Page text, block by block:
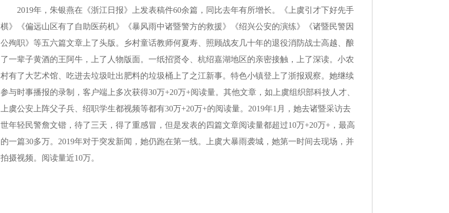
2019年，朱银燕在《浙江日报》上发表稿件60余篇，同比去年有所增长。《上虞引才下好先手
棋》《偏远山区有了自助医药机》《暴风雨中诸暨警方的救援》《绍兴公安的演练》《诸暨民警因
公殉职》等五六篇文章上了头版。乡村童话教师何夏寿、照顾战友几十年的退役消防战士高越、酿
了一辈子黄酒的王阿牛，上了人物版面。一纸招贤令、杭绍嘉湖地区的亲密接触，上了深读。小农
村有了大艺术馆、吃进去垃圾吐出肥料的垃圾桶上了之江新事。特色小镇登上了浙报观察。她继续
参与时事播报的录制，客户端上多次获得30万+20万+阅读量。其他文章，如上虞组织部科技人才、
上虞公安上阵父子兵、绍职学生都视频等都有30万+20万+的阅读量。2019年1月，她去诸暨采访去
世年轻民警詹文锴，待了三天，得了重感冒，但是发表的四篇文章阅读量都超过10万+20万+，最高
的一篇30多万。2019年对于突发新闻，她仍跑在第一线。上虞大暴雨袭城，她第一时间去现场，并
拍摄视频。阅读量近10万。